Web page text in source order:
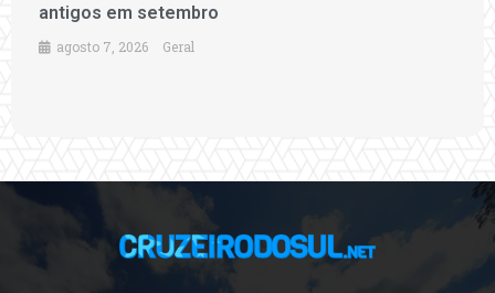
antigos em setembro
agosto 7, 2026 Geral